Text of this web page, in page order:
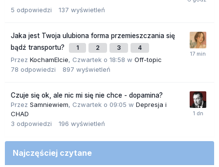
5 odpowiedzi 137 wyświetleń
Jaka jest Twoja ulubiona forma przemieszczania się
bądź transportu?
1 2 3 4
Przez KochamElcie, Czwartek o 18:58 w Off-topic
78 odpowiedzi 897 wyświetleń
Czuje się ok, ale nic mi się nie chce - dopamina?
Przez Samniewiem, Czwartek o 09:05 w Depresja i
CHAD
3 odpowiedzi 196 wyświetleń
Najczęściej czytane